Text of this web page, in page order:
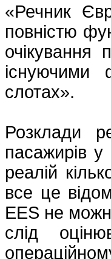
«Речник
повністю
існуючими
слотах».
Розклади
пасажирів
реалій
все це
EES не
слід